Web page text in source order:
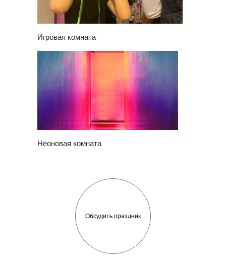
Игровая комната
Неоновая комната
Обсудить праздник